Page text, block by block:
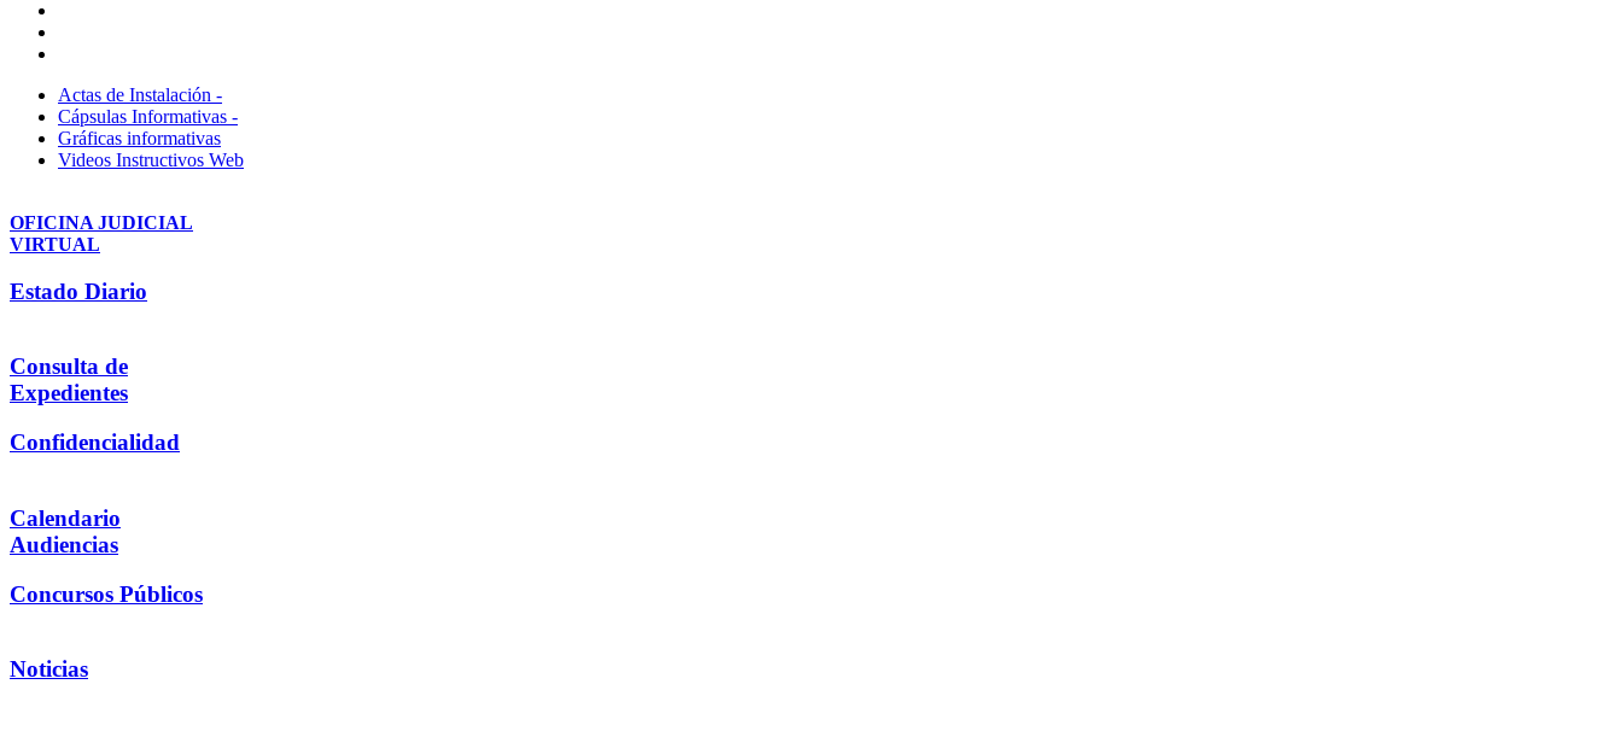
Actas de Instalación -
Cápsulas Informativas -
Gráficas informativas
Videos Instructivos Web
OFICINA JUDICIAL
VIRTUAL
Estado Diario
Consulta de
Expedientes
Confidencialidad
Calendario
Audiencias
Concursos Públicos
Noticias